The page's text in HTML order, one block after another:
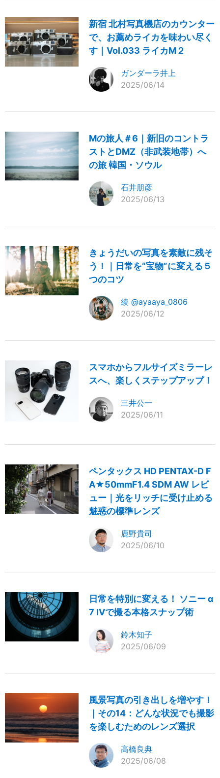
新宿 北村写真機店のカウンター
で、お薦めライカを味わい尽く
す｜Vol.033 ライカM２
ガンダーラ井上
2025/06/14
Mの旅人＃6｜新旧のコントラ
ストとDMZ（非武装地帯）へ
の旅 韓国・ソウル
石井朋彦
2025/06/13
きょうだいの写真を素敵に残そ
う！｜日常を“宝物”に変える５
つのコツ
綾 @ayaaya_0806
2025/06/12
スマホからフルサイズミラーレ
スへ、楽しくステップアップ！
三井公一
2025/06/11
ペンタックス HD PENTAX-D F
A★50mmF1.4 SDM AW レビ
ュー｜光をリッチに受け止める
魅惑の標準レンズ
鹿野貴司
2025/06/10
日常を特別に変える！ ソニー α
7 IVで撮る本格スナップ術
鈴木知子
2025/06/09
風景写真の引き出しを増やす！
｜その14：どんな状況でも撮影
を楽しむためのレンズ選択
高橋良典
2025/06/08